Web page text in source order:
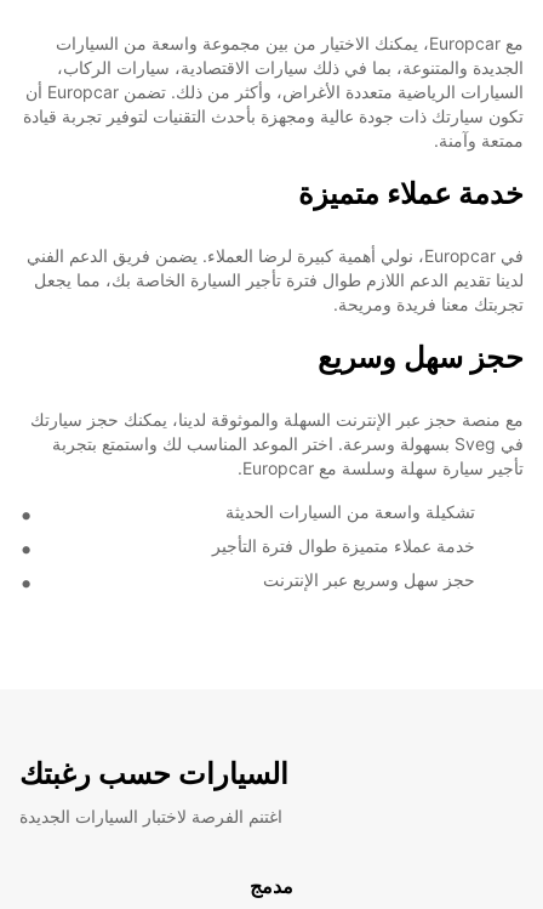
مع Europcar، يمكنك الاختيار من بين مجموعة واسعة من السيارات
الجديدة والمتنوعة، بما في ذلك سيارات الاقتصادية، سيارات الركاب،
السيارات الرياضية متعددة الأغراض، وأكثر من ذلك. تضمن Europcar أن
تكون سيارتك ذات جودة عالية ومجهزة بأحدث التقنيات لتوفير تجربة قيادة
ممتعة وآمنة.
خدمة عملاء متميزة
في Europcar، نولي أهمية كبيرة لرضا العملاء. يضمن فريق الدعم الفني
لدينا تقديم الدعم اللازم طوال فترة تأجير السيارة الخاصة بك، مما يجعل
تجربتك معنا فريدة ومريحة.
حجز سهل وسريع
مع منصة حجز عبر الإنترنت السهلة والموثوقة لدينا، يمكنك حجز سيارتك
في Sveg بسهولة وسرعة. اختر الموعد المناسب لك واستمتع بتجربة
تأجير سيارة سهلة وسلسة مع Europcar.
تشكيلة واسعة من السيارات الحديثة
خدمة عملاء متميزة طوال فترة التأجير
حجز سهل وسريع عبر الإنترنت
السيارات حسب رغبتك
اغتنم الفرصة لاختبار السيارات الجديدة
مدمج